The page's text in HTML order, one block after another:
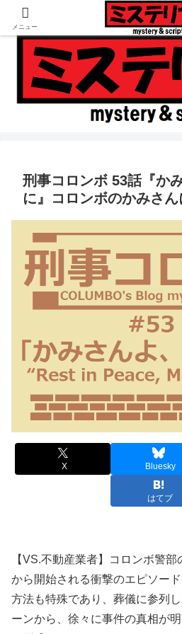
倒叙ミステリ専門の書評
刑事コロンボ 53話『か
に』コロンボのかみさん
X Bluesky
はてブ
【VS.不動産業者】コロンボ警
から開始される衝撃のエピソー
方法も特殊であり、葬儀に参列
ーンから、徐々に事件の真相が
メニュー